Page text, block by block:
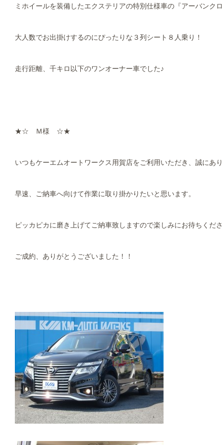
ミホイールを装備したエクステリアの特別仕様車の『アーバンク
大人数でお出掛けするのにぴったりな３列シート８人乗り！
走行距離、千キロ以下のワンオーナー車でした♪
★☆ Ｍ様 ☆★
いつもケーエムオートワークス用賀店をご利用いただき、誠にあ
早速、ご納車へ向けて作業に取り掛かりたいと思います。
ピッカピカに磨き上げてご納車致しますので楽しみにお待ちくだ
ご成約、ありがとうございました！！